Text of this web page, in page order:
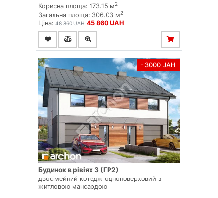
Корисна площа: 173.15 м2
Загальна площа: 306.03 м2
Ціна: 48 860 UAH 45 860 UAH
- 3000 UAH
Будинок в рівіях 3 (ГР2)
двосімейний котедж одноповерховий з
житловою мансардою